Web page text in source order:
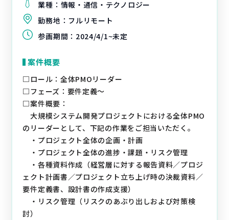
業種： 情報・通信・テクノロジー
勤務地： フルリモート
参画期間： 2024/4/1~未定
案件概要
□ロール：全体PMOリーダー
□フェーズ：要件定義～
□案件概要：
大規模システム開発プロジェクトにおける全体PMO
のリーダーとして、下記の作業をご担当いただく。
・プロジェクト全体の企画・計画
・プロジェクト全体の進捗・課題・リスク管理
・各種資料作成（経営層に対する報告資料／プロジ
ェクト計画書／プロジェクト立ち上げ時の決裁資料／
要件定義書、設計書の作成支援）
・リスク管理（リスクのあぶり出しおよび対策検
討）